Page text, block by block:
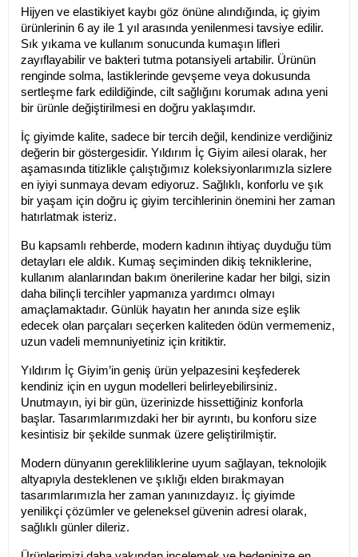
Hijyen ve elastikiyet kaybı göz önüne alındığında, iç giyim
ürünlerinin 6 ay ile 1 yıl arasında yenilenmesi tavsiye edilir.
Sık yıkama ve kullanım sonucunda kumaşın lifleri
zayıflayabilir ve bakteri tutma potansiyeli artabilir. Ürünün
renginde solma, lastiklerinde gevşeme veya dokusunda
sertleşme fark edildiğinde, cilt sağlığını korumak adına yeni
bir ürünle değiştirilmesi en doğru yaklaşımdır.
İç giyimde kalite, sadece bir tercih değil, kendinize verdiğiniz
değerin bir göstergesidir. Yıldırım İç Giyim ailesi olarak, her
aşamasında titizlikle çalıştığımız koleksiyonlarımızla sizlere
en iyiyi sunmaya devam ediyoruz. Sağlıklı, konforlu ve şık
bir yaşam için doğru iç giyim tercihlerinin önemini her zaman
hatırlatmak isteriz.
Bu kapsamlı rehberde, modern kadının ihtiyaç duyduğu tüm
detayları ele aldık. Kumaş seçiminden dikiş tekniklerine,
kullanım alanlarından bakım önerilerine kadar her bilgi, sizin
daha bilinçli tercihler yapmanıza yardımcı olmayı
amaçlamaktadır. Günlük hayatın her anında size eşlik
edecek olan parçaları seçerken kaliteden ödün vermemeniz,
uzun vadeli memnuniyetiniz için kritiktir.
Yıldırım İç Giyim’in geniş ürün yelpazesini keşfederek
kendiniz için en uygun modelleri belirleyebilirsiniz.
Unutmayın, iyi bir gün, üzerinizde hissettiğiniz konforla
başlar. Tasarımlarımızdaki her bir ayrıntı, bu konforu size
kesintisiz bir şekilde sunmak üzere geliştirilmiştir.
Modern dünyanın gerekliliklerine uyum sağlayan, teknolojik
altyapıyla desteklenen ve şıklığı elden bırakmayan
tasarımlarımızla her zaman yanınızdayız. İç giyimde
yenilikçi çözümler ve geleneksel güvenin adresi olarak,
sağlıklı günler dileriz.